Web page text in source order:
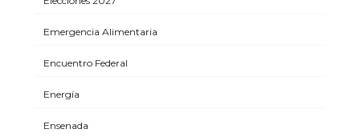
Emergencia Alimentaria
Encuentro Federal
Energía
Ensenada